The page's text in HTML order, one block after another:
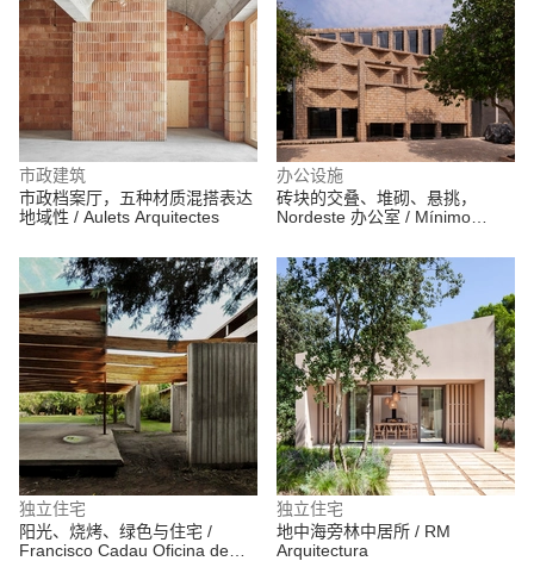
市政建筑
市政档案厅，五种材质混搭表达
地域性 / Aulets Arquitectes
办公设施
砖块的交叠、堆砌、悬挑，
Nordeste 办公室 / Mínimo
独立住宅
阳光、烧烤、绿色与住宅 /
Francisco Cadau Oficina de
独立住宅
地中海旁林中居所 / RM
Arquitectura